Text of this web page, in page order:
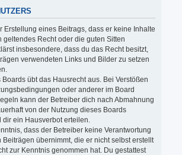
Erstellung eines Beitrags, dass er keine Inhalte
geltendes Recht oder die guten Sitten
insbesondere, dass du das Recht besitzt,
verwendeten Links und Bilder zu setzen
übt das Hausrecht aus. Bei Verstößen
oder anderer im Board
kann der Betreiber dich nach Abmahnung
von der Nutzung dieses Boards
ein Hausverbot erteilen.
dass der Betreiber keine Verantwortung
Beiträgen übernimmt, die er nicht selbst erstellt
zur Kenntnis genommen hat. Du gestattest